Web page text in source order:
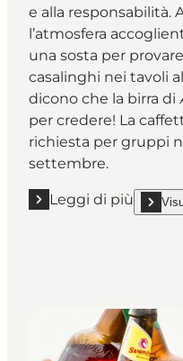
e alla responsabilità.
l’atmosfera
una sosta per
casalinghi nei tavoli
dicono che la birra di
per credere! La
richiesta per gruppi
settembre.
Leggi di più
Leggi di più "Riseshow